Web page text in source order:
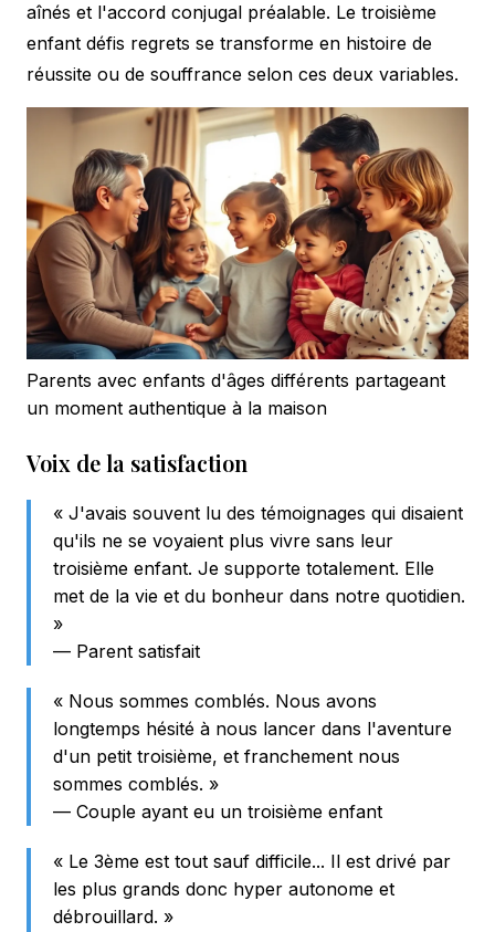
aînés et l'accord conjugal préalable. Le troisième
enfant défis regrets se transforme en histoire de
réussite ou de souffrance selon ces deux variables.
Parents avec enfants d'âges différents partageant
un moment authentique à la maison
Voix de la satisfaction
« J'avais souvent lu des témoignages qui disaient
qu'ils ne se voyaient plus vivre sans leur
troisième enfant. Je supporte totalement. Elle
met de la vie et du bonheur dans notre quotidien.
»
— Parent satisfait
« Nous sommes comblés. Nous avons
longtemps hésité à nous lancer dans l'aventure
d'un petit troisième, et franchement nous
sommes comblés. »
— Couple ayant eu un troisième enfant
« Le 3ème est tout sauf difficile... Il est drivé par
les plus grands donc hyper autonome et
débrouillard. »